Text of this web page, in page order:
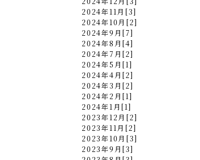
2024年11月[3]
2024年10月[2]
2024年9月[7]
2024年8月[4]
2024年7月[2]
2024年5月[1]
2024年4月[2]
2024年3月[2]
2024年2月[1]
2024年1月[1]
2023年12月[2]
2023年11月[2]
2023年10月[3]
2023年9月[3]